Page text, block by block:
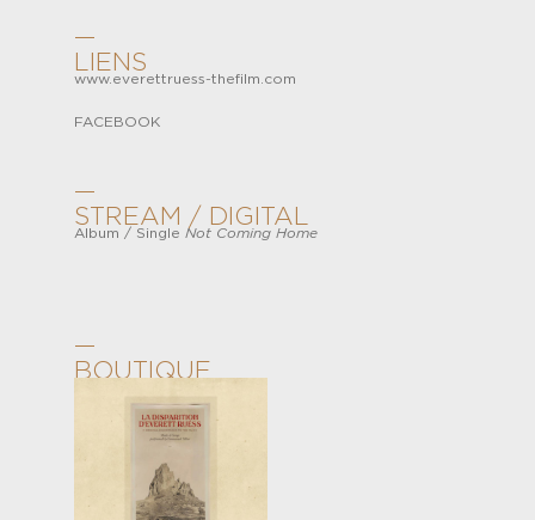
—
LIENS
www.everettruess-thefilm.com
FACEBOOK
—
STREAM / DIGITAL
Album / SingleNot Coming Home
—
BOUTIQUE